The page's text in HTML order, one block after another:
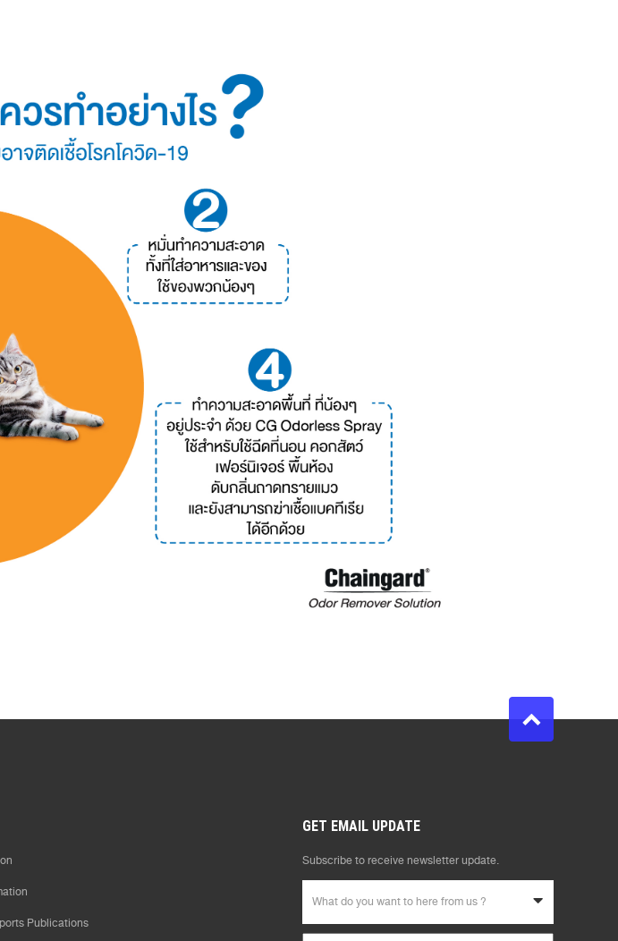
Publications
GET EMAIL UPDATE
Subscribe to receive newsletter update.
What do you want to here from us ?